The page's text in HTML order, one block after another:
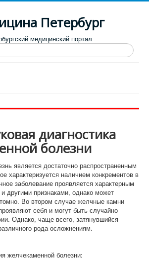
Петербург
медицинский портал
консультации
направлениям
учреждениях
диагностика
болезни
является достаточно распространенным
характеризуется наличием конкрементов в
заболевание проявляется характерным
другими признаками, однако может
Во втором случае желчные камни
себя и могут быть случайно
Однако, чаще всего, затянувшийся
рода осложнениям.
желчекаменной болезни: